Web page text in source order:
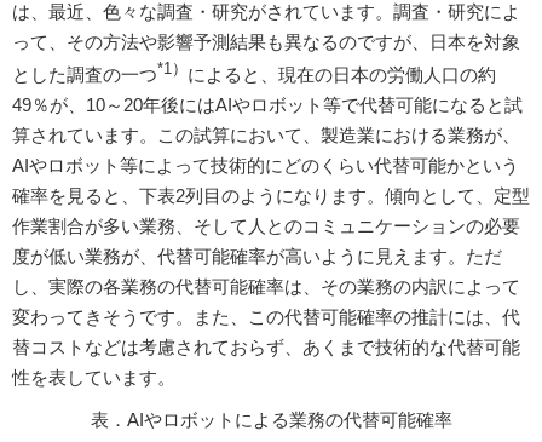
は、最近、色々な調査・研究がされています。調査・研究によ
って、その方法や影響予測結果も異なるのですが、日本を対象
とした調査の一つ*1） によると、現在の日本の労働人口の約
49％が、10～20年後にはAIやロボット等で代替可能になると試
算されています。この試算において、製造業における業務が、
AIやロボット等によって技術的にどのくらい代替可能かという
確率を見ると、下表2列目のようになります。傾向として、定型
作業割合が多い業務、そして人とのコミュニケーションの必要
度が低い業務が、代替可能確率が高いように見えます。ただ
し、実際の各業務の代替可能確率は、その業務の内訳によって
変わってきそうです。また、この代替可能確率の推計には、代
替コストなどは考慮されておらず、あくまで技術的な代替可能
性を表しています。
表．AIやロボットによる業務の代替可能確率